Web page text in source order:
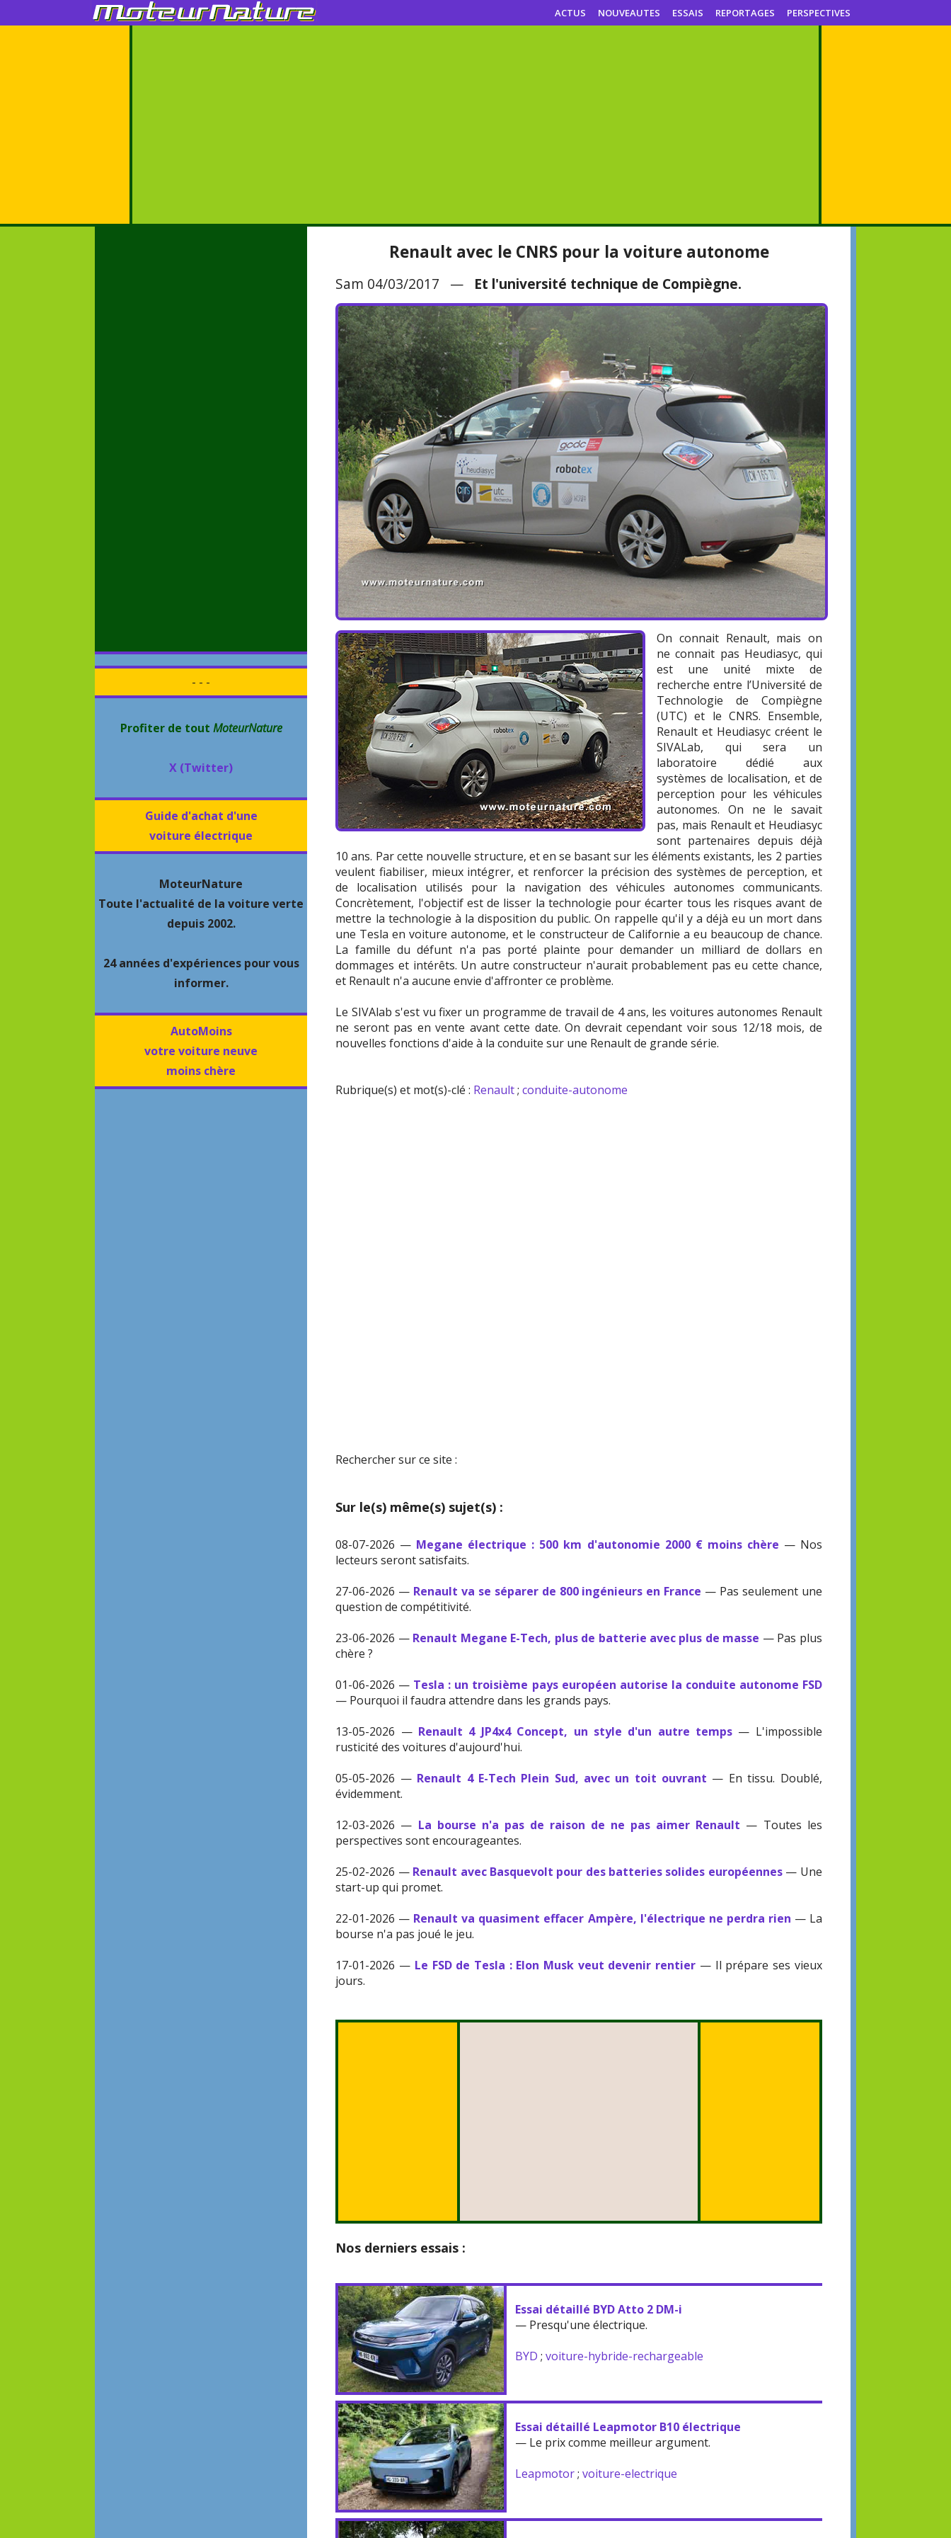
ACTUS NOUVEAUTES ESSAIS REPORTAGES PERSPECTIVES
- - -
Profiter de tout MoteurNature
X (Twitter)
Guide d'achat d'une
voiture électrique
MoteurNature
Toute l'actualité de la voiture verte
depuis 2002.
24 années d'expériences pour vous
informer.
AutoMoins
votre voiture neuve
moins chère
Renault avec le CNRS pour la voiture autonome
Sam 04/03/2017 — Et l'université technique de Compiègne.
On connait Renault, mais on
ne connait pas Heudiasyc, qui
est une unité mixte de
recherche entre l’Université de
Technologie de Compiègne
(UTC) et le CNRS. Ensemble,
Renault et Heudiasyc créent le
SIVALab, qui sera un
laboratoire dédié aux
systèmes de localisation, et de
perception pour les véhicules
autonomes. On ne le savait
pas, mais Renault et Heudiasyc
sont partenaires depuis déjà
10 ans. Par cette nouvelle structure, et en se basant sur les éléments existants, les 2 parties
veulent fiabiliser, mieux intégrer, et renforcer la précision des systèmes de perception, et
de localisation utilisés pour la navigation des véhicules autonomes communicants.
Concrètement, l'objectif est de lisser la technologie pour écarter tous les risques avant de
mettre la technologie à la disposition du public. On rappelle qu'il y a déjà eu un mort dans
une Tesla en voiture autonome, et le constructeur de Californie a eu beaucoup de chance.
La famille du défunt n'a pas porté plainte pour demander un milliard de dollars en
dommages et intérêts. Un autre constructeur n'aurait probablement pas eu cette chance,
et Renault n'a aucune envie d'affronter ce problème.
Le SIVAlab s'est vu fixer un programme de travail de 4 ans, les voitures autonomes Renault
ne seront pas en vente avant cette date. On devrait cependant voir sous 12/18 mois, de
nouvelles fonctions d'aide à la conduite sur une Renault de grande série.
Rubrique(s) et mot(s)-clé : Renault;conduite-autonome
Rechercher sur ce site :
Sur le(s) même(s) sujet(s) :
08-07-2026 — Megane électrique : 500 km d'autonomie 2000 € moins chère — Nos
lecteurs seront satisfaits.
27-06-2026 — Renault va se séparer de 800 ingénieurs en France — Pas seulement une
question de compétitivité.
23-06-2026 — Renault Megane E-Tech, plus de batterie avec plus de masse — Pas plus
chère ?
01-06-2026 — Tesla : un troisième pays européen autorise la conduite autonome FSD
— Pourquoi il faudra attendre dans les grands pays.
13-05-2026 — Renault 4 JP4x4 Concept, un style d'un autre temps— L'impossible
rusticité des voitures d'aujourd'hui.
05-05-2026 — Renault 4 E-Tech Plein Sud, avec un toit ouvrant — En tissu. Doublé,
évidemment.
12-03-2026 — La bourse n'a pas de raison de ne pas aimer Renault — Toutes les
perspectives sont encourageantes.
25-02-2026 — Renault avec Basquevolt pour des batteries solides européennes— Une
start-up qui promet.
22-01-2026 — Renault va quasiment effacer Ampère, l'électrique ne perdra rien — La
bourse n'a pas joué le jeu.
17-01-2026 — Le FSD de Tesla : Elon Musk veut devenir rentier — Il prépare ses vieux
jours.
Nos derniers essais :
Essai détaillé BYD Atto 2 DM-i
— Presqu'une électrique.
BYD ;voiture-hybride-rechargeable
Essai détaillé Leapmotor B10 électrique
— Le prix comme meilleur argument.
Leapmotor;voiture-electrique